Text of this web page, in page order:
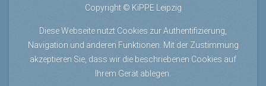
Copyright © KiPPE Leipzig
Diese Webseite nutzt Cookies zur Authentifizierung,
Navigation und anderen Funktionen. Mit der Zustimmung
akzeptieren Sie, dass wir die beschriebenen Cookies auf
Ihrem Gerät ablegen.